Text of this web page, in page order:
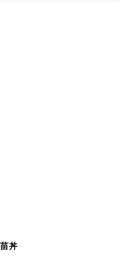
作りいただけま
味になるようご調
丼